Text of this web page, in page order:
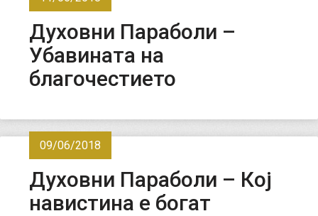
Духовни Параболи –
Убавината на
благочестието
09/06/2018
Духовни Параболи – Кој
навистина е богат